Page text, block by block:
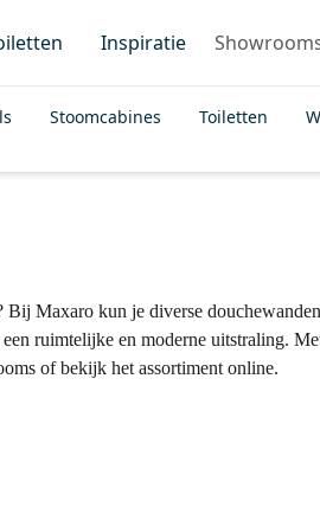
Inspiratie
Stoomcabines Toiletten
Bij Maxaro kun je diverse
ruimtelijke en moderne uitstraling.
of bekijk het assortiment online.